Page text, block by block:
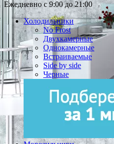
Ежедневно с 9:00 до 21:00
Холодильники
No Frost
Двухкамерные
Однокамерные
Встраиваемые
Side by side
Черные